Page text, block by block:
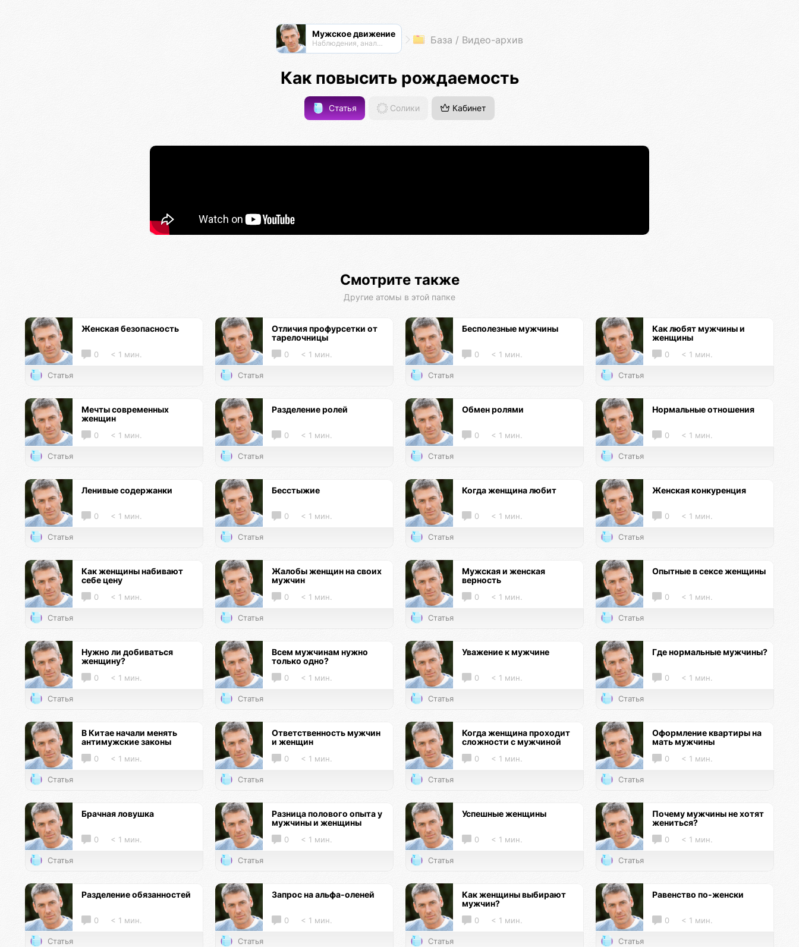
Мужское движение
Наблюдения, анализ, обсуждения База / Видео-архив
Как повысить рождаемость
Статья Солики Кабинет
Смотрите также
Другие атомы в этой папке
Женская безопасность
0 < 1 мин.
Статья
Отличия профурсетки от
тарелочницы
0 < 1 мин.
Статья
Бесполезные мужчины
0 < 1 мин.
Статья
Как любят мужчины и
женщины
0 < 1 мин.
Статья
Мечты современных
женщин
0 < 1 мин.
Статья
Разделение ролей
0 < 1 мин.
Статья
Обмен ролями
0 < 1 мин.
Статья
Нормальные отношения
0 < 1 мин.
Статья
Ленивые содержанки
0 < 1 мин.
Статья
Бесстыжие
0 < 1 мин.
Статья
Когда женщина любит
0 < 1 мин.
Статья
Женская конкуренция
0 < 1 мин.
Статья
Как женщины набивают
себе цену
0 < 1 мин.
Статья
Жалобы женщин на своих
мужчин
0 < 1 мин.
Статья
Мужская и женская
верность
0 < 1 мин.
Статья
Опытные в сексе женщины
0 < 1 мин.
Статья
Нужно ли добиваться
женщину?
0 < 1 мин.
Статья
Всем мужчинам нужно
только одно?
0 < 1 мин.
Статья
Уважение к мужчине
0 < 1 мин.
Статья
Где нормальные мужчины?
0 < 1 мин.
Статья
В Китае начали менять
антимужские законы
0 < 1 мин.
Статья
Ответственность мужчин
и женщин
0 < 1 мин.
Статья
Когда женщина проходит
сложности с мужчиной
0 < 1 мин.
Статья
Оформление квартиры на
мать мужчины
0 < 1 мин.
Статья
Брачная ловушка
0 < 1 мин.
Статья
Разница полового опыта у
мужчины и женщины
0 < 1 мин.
Статья
Успешные женщины
0 < 1 мин.
Статья
Почему мужчины не хотят
жениться?
0 < 1 мин.
Статья
Разделение обязанностей
0 < 1 мин.
Статья
Запрос на альфа-оленей
0 < 1 мин.
Статья
Как женщины выбирают
мужчин?
0 < 1 мин.
Статья
Равенство по-женски
0 < 1 мин.
Статья